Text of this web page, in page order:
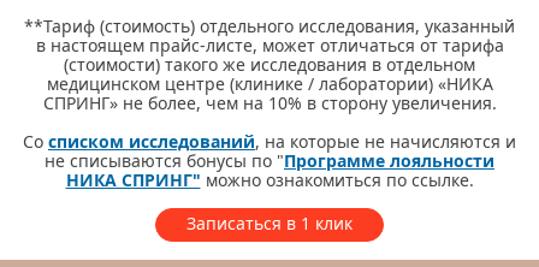
**Тариф (стоимость) отдельного исследования, указанный
в настоящем прайс-листе, может отличаться от тарифа
(стоимости) такого же исследования в отдельном
медицинском центре (клинике / лаборатории) «НИКА
СПРИНГ» не более, чем на 10% в сторону увеличения.
Со списком исследований, на которые не начисляются и
не списываются бонусы по "Программе лояльности
НИКА СПРИНГ" можно ознакомиться по ссылке.
Записаться в 1 клик